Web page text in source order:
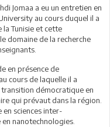
Jomaa a eu un entretien en
au cours duquel il a
Tunisie et cette
domaine de la recherche
en présence de
cours de laquelle il a
démocratique en
qui prévaut dans la région.
en sciences inter-
nanotechnologies.